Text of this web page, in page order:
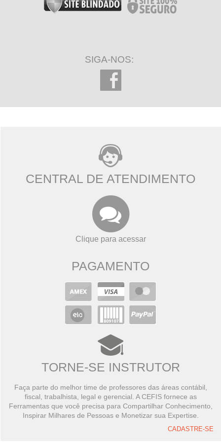
SIGA-NOS:
CENTRAL DE ATENDIMENTO
Clique para acessar
PAGAMENTO
TORNE-SE INSTRUTOR
Faça parte do melhor time de professores das áreas contábil,
fiscal, trabalhista, legal e gerencial. A CEFIS fornece as
Ferramentas que você precisa para Compartilhar Conhecimento,
Inspirar Milhares de Pessoas e Monetizar sua Expertise.
CADASTRE-SE